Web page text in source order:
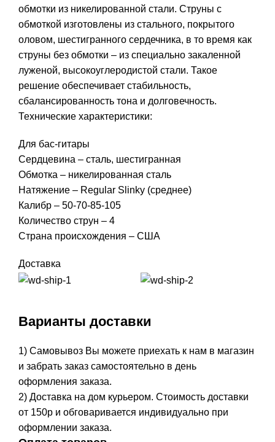
обмотки из никелированной стали. Струны с
обмоткой изготовлены из стального, покрытого
оловом, шестигранного сердечника, в то время как
струны без обмотки – из специально закаленной
луженой, высокоуглеродистой стали. Такое
решение обеспечивает стабильность,
сбалансированность тона и долговечность.
Технические характеристики:
Для бас-гитары
Сердцевина – сталь, шестигранная
Обмотка – никелированная сталь
Натяжение – Regular Slinky (среднее)
Калибр – 50-70-85-105
Количество струн – 4
Страна происхождения – США
Доставка
Варианты доставки
1) Самовывоз Вы можете приехать к нам в магазин
и забрать заказ самостоятельно в день
оформления заказа.
2) Доставка на дом курьером. Стоимость доставки
от 150р и обговаривается индивидуально при
оформлении заказа.